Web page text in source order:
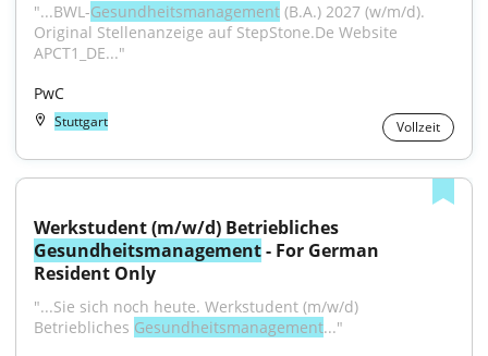
"...BWL-Gesundheitsmanagement (B.A.) 2027 (w/m/d).
Original Stellenanzeige auf StepStone.De Website
APCT1_DE..."
PwC
Stuttgart Vollzeit
Gesundheitsmanagement - For German
Resident Only
"...Sie sich noch heute. Werkstudent (m/w/d)
Betriebliches Gesundheitsmanagement..."